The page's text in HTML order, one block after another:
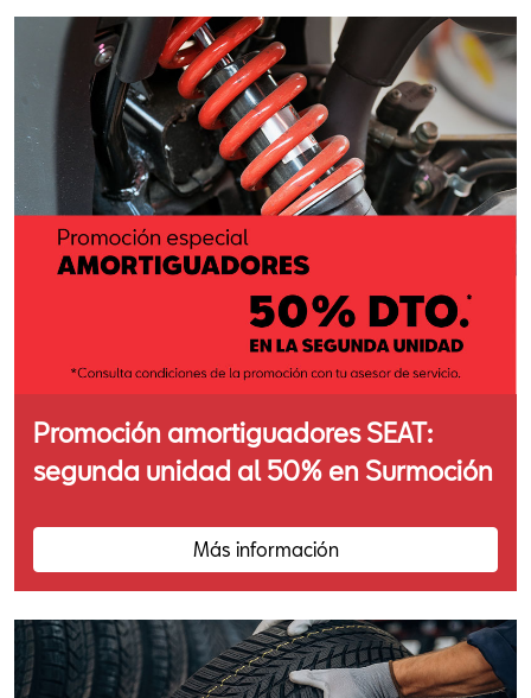
Promoción amortiguadores SEAT:
segunda unidad al 50% en Surmoción
Más información